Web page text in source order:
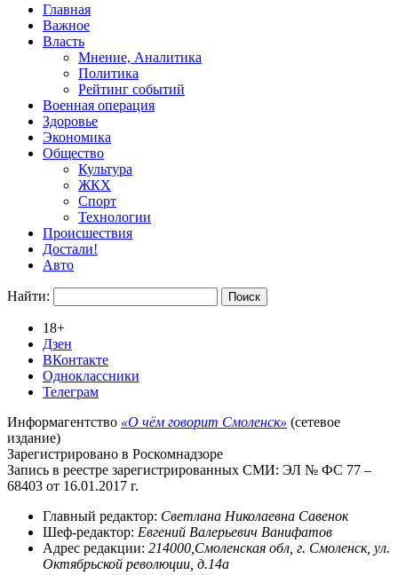
Главная
Важное
Власть
Мнение, Аналитика
Политика
Рейтинг событий
Военная операция
Здоровье
Экономика
Общество
Культура
ЖКХ
Спорт
Технологии
Происшествия
Достали!
Авто
Найти:
18+
Дзен
ВКонтакте
Одноклассники
Телеграм
Информагентство «О чём говорит Смоленск» (сетевое
издание)
Зарегистрировано в Роскомнадзоре
Запись в реестре зарегистрированных СМИ: ЭЛ № ФС 77 –
68403 от 16.01.2017 г.
Главный редактор: Светлана Николаевна Савенок
Шеф-редактор: Евгений Валерьевич Ванифатов
Адрес редакции: 214000,Смоленская обл, г. Смоленск, ул.
Октябрьской революции, д.14а